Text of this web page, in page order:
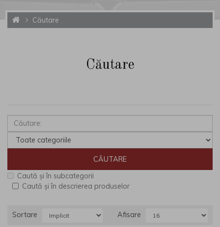
Căutare
Căutare
Caută și în subcategorii
Caută și în descrierea produselor
Sortare Afisare